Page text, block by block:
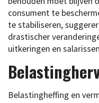
consument te
te stabiliseren,
drastischer
uitkeringen en
Belastingheffing en